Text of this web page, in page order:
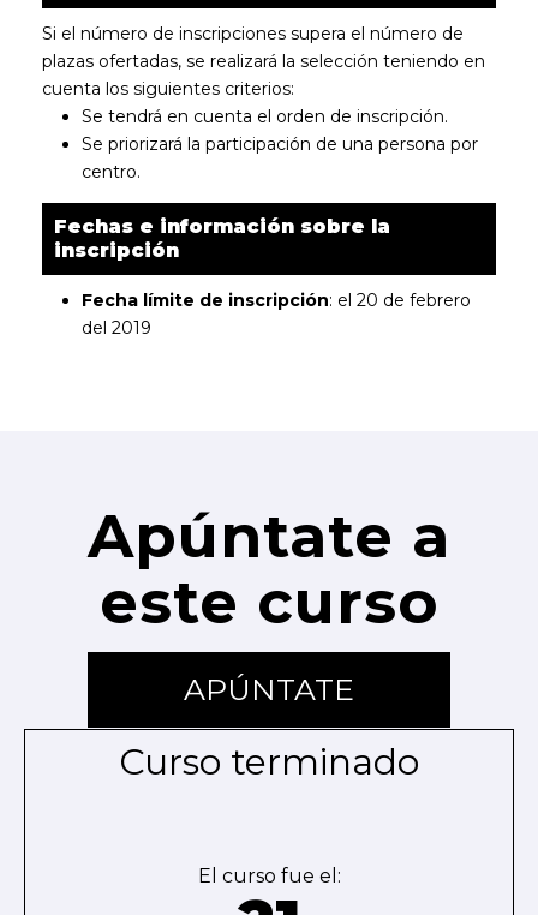
Si el número de inscripciones supera el número de
plazas ofertadas, se realizará la selección teniendo en
cuenta los siguientes criterios:
Se tendrá en cuenta el orden de inscripción.
Se priorizará la participación de una persona por
centro.
Fechas e información sobre la
inscripción
Fecha límite de inscripción: el 20 de febrero
del 2019
Apúntate a
este curso
APÚNTATE
Curso terminado
El curso fue el: